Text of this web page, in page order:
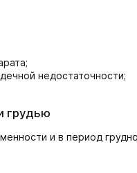
недостаточности;
грудью
и в период